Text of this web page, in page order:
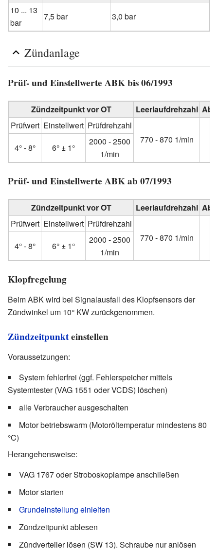
10 ... 13
bar
7,5 bar 3,0 bar
Zündanlage
Prüf- und Einstellwerte ABK bis 06/1993
Zündzeitpunkt vor OT Leerlaufdrehzahl
Prüfwert Einstellwert Prüfdrehzahl
770 - 870 1/min
4° - 8° 6° ± 1°
2000 - 2500
1/min
Prüf- und Einstellwerte ABK ab 07/1993
Zündzeitpunkt vor OT Leerlaufdrehzahl
Prüfwert Einstellwert Prüfdrehzahl
770 - 870 1/min
4° - 8° 6° ± 1°
2000 - 2500
1/min
Klopfregelung
Beim ABK wird bei Signalausfall des Klopfsensors der
Zündwinkel um 10° KW zurückgenommen.
Zündzeitpunkteinstellen
Voraussetzungen:
System fehlerfrei (ggf. Fehlerspeicher mittels
Systemtester (VAG 1551 oder VCDS) löschen)
alle Verbraucher ausgeschalten
Motor betriebswarm (Motoröltemperatur mindestens 80
°C)
Herangehensweise:
VAG 1767 oder Stroboskoplampe anschließen
Motor starten
Grundeinstellung einleiten
Zündzeitpunkt ablesen
Zündverteiler lösen (SW 13). Schraube nur anlösen